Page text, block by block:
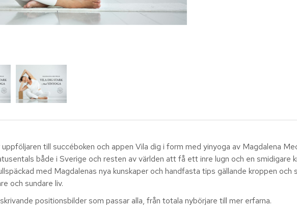
uppföljaren till succéboken och appen Vila dig i form med yinyoga av Magdalena
både i Sverige och resten av världen att få ett inre lugn och en smidigare
med Magdalenas nya kunskaper och handfasta tips gällande kroppen
och sundare liv.
positionsbilder som passar alla, från totala nybörjare till mer erfarna.